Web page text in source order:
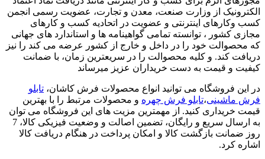
الکترونیک از وزارت صنعت، معدن و تجارت، عضویت رسمی انجمن
کسب وکارهای اینترنتی و عضویت در اتحادیه کسب و کارهای
مجازی کشور ، توانسته تمامی گواهینامه ها و استاندارد های جهانی
که محصوالت خود را در داخل و خارج از کشور عرضه می کند را نیز
دریافت کند. و کلیه محصوالت را در سریعترین زمان، با ضمانت
کیفیت و قیمت به دست خریداران عزیز میرساند
در این فروشگاه می توانید انواع محصولات فرش کاشان، تابلو
فرش ماشینی،تابلو فرش چهره و محصولات مرتبط را با بهترین
قیمت خریداری کنید. از مهمترین مزیت های این فروشگاه می توان
به ارسال سریع و رایگان، تضمین اصالت و وضعیت فیزیکی کالا، 7
روز ضمانت بازگشت کالا و امکان پرداخت در هنگام دریافت کالا
اشاره کرد.